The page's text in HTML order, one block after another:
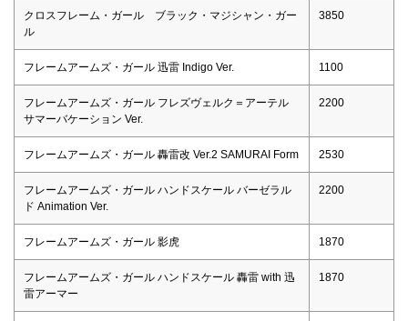
クロスフレーム・ガール ブラック・マジシャン・ガー
ル
3850
フレームアームズ・ガール 迅雷 Indigo Ver. 1100
フレームアームズ・ガール フレズヴェルク＝アーテル
サマーバケーション Ver.
2200
フレームアームズ・ガール 轟雷改 Ver.2 SAMURAI Form 2530
フレームアームズ・ガール ハンドスケール バーゼラル
ド Animation Ver.
2200
フレームアームズ・ガール 影虎 1870
フレームアームズ・ガール ハンドスケール 轟雷 with 迅
雷アーマー
1870